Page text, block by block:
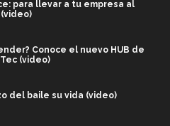
para llevar a tu empresa al
Conoce el nuevo HUB de
(video)
del baile su vida (video)